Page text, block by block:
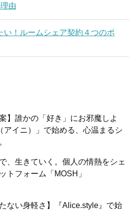
由
い！ルームシェア契約４つのポ
】誰かの「好き」にお邪魔しよ
アイニ）」で始める、心温まるシ
、生きていく。個人の情熱をシェ
トフォーム「MOSH」
たない身軽さ】『Alice.style』で始